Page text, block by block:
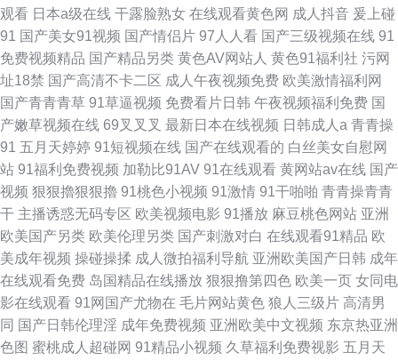
观看 日本a级在线 干露脸熟女 在线观看黄色网 成人抖音 爰上碰
91 国产美女91视频 国产情侣片 97人人看 国产三级视频在线 91
免费视频精品 国产精品另类 黄色AV网站人 黄色91福利社 污网
址18禁 国产高清不卡二区 成人午夜视频免费 欧美激情福利网
国产青青青草 91草逼视频 免费看片日韩 午夜视频福利免费 国
产嫩草视频在线 69叉叉叉 最新日本在线视频 日韩成人a 青青操
91 五月天婷婷 91短视频在线 国产在线观看的 白丝美女自慰网
站 91福利免费视频 加勒比91AV 91在线观看 黄网站av在线 国产
视频 狠狠擼狠狠擼 91桃色小视频 91激情 91干啪啪 青青操青青
干 主播诱惑无码专区 欧美视频电影 91播放 麻豆桃色网站 亚洲
欧美国产另类 欧美伦理另类 国产刺激对白 在线观看91精品 欧
美成年视频 操碰操揉 成人微拍福利导航 亚洲欧美国产日韩 成年
在线观看免费 岛国精品在线播放 狠狠撸第四色 欧美一页 女同电
影在线观看 91网国产尤物在 毛片网站黄色 狼人三级片 高清男
同 国产日韩伦理淫 成年免费视频 亚洲欧美中文视频 东京热亚洲
色图 蜜桃成人超碰网 91精品小视频 久草福利免费视影 五月天